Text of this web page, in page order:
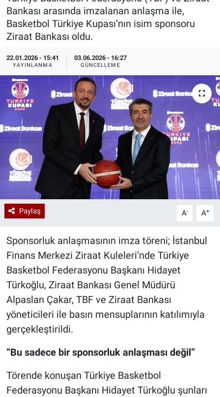
Bankası arasında imzalanan anlaşma ile,
Basketbol Türkiye Kupası’nın isim sponsoru
Ziraat Bankası oldu.
22.01.2026 - 15:41
YAYINLANMA
03.06.2026 - 16:27
GÜNCELLEME
Paylaş A- A+
Sponsorluk anlaşmasının imza töreni; İstanbul
Finans Merkezi Ziraat Kuleleri’nde Türkiye
Basketbol Federasyonu Başkanı Hidayet
Türkoğlu, Ziraat Bankası Genel Müdürü
Alpaslan Çakar, TBF ve Ziraat Bankası
yöneticileri ile basın mensuplarının katılımıyla
gerçekleştirildi.
“Bu sadece bir sponsorluk anlaşması değil”
Törende konuşan Türkiye Basketbol
Federasyonu Başkanı Hidayet Türkoğlu şunları
Özel Haberler
Yazarlar
Dünya
Medya
Özel Haberler
Kadın
Erişim Bilgileri
Sağlık
Teknoloji
Ramazan
Haber Arşivi